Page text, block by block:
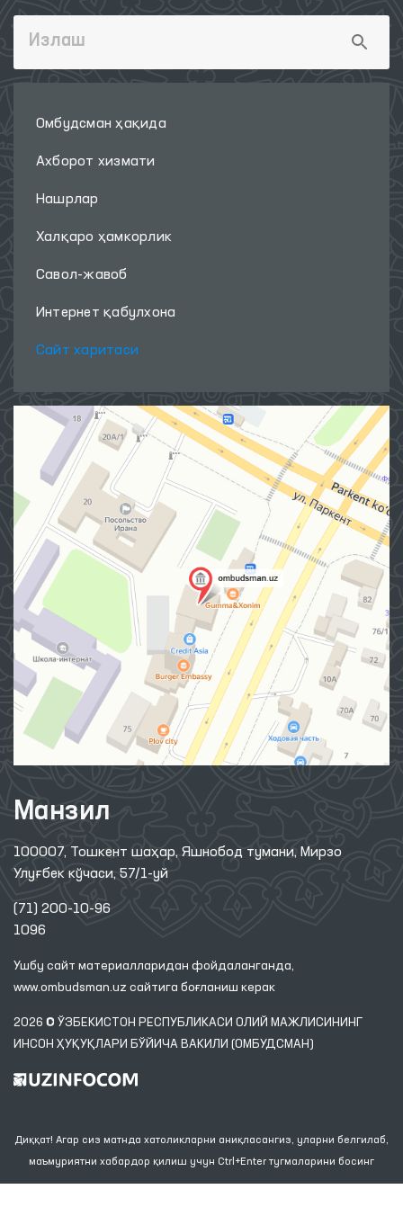
Омбудсман ҳақида
Ахборот хизмати
Нашрлар
Халқаро ҳамкорлик
Савол-жавоб
Интернет қабулхона
Сайт харитаси
Манзил
100007, Тошкент шаҳар, Яшнобод тумани, Мирзо
Улуғбек кўчаси, 57/1-уй
(71) 200-10-96
1096
Ушбу сайт материалларидан фойдаланганда,
www.ombudsman.uz сайтига боғланиш керак
2026 © ЎЗБЕКИСТОН РЕСПУБЛИКАСИ ОЛИЙ МАЖЛИСИНИНГ
ИНСОН ҲУҚУҚЛАРИ БЎЙИЧА ВАКИЛИ (ОМБУДСМАН)
Диққат! Агар сиз матнда хатоликларни аниқласангиз, уларни белгилаб,
маъмуриятни хабардор қилиш учун Ctrl+Enter тугмаларини босинг